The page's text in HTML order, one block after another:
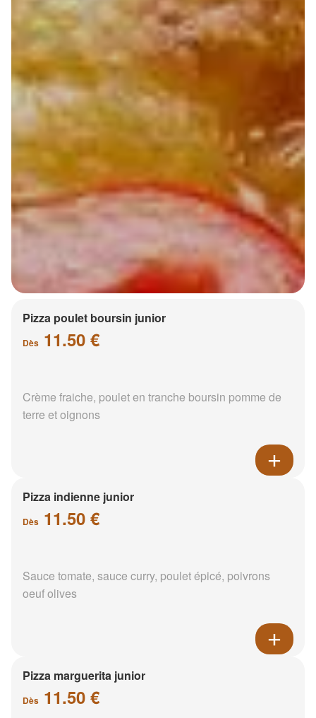
Pizza poulet boursin junior
Dès 11.50 €
Crème fraiche, poulet en tranche boursin pomme de
terre et oignons
Pizza indienne junior
Dès 11.50 €
Sauce tomate, sauce curry, poulet épicé, poivrons
oeuf olives
Pizza marguerita junior
Dès 11.50 €